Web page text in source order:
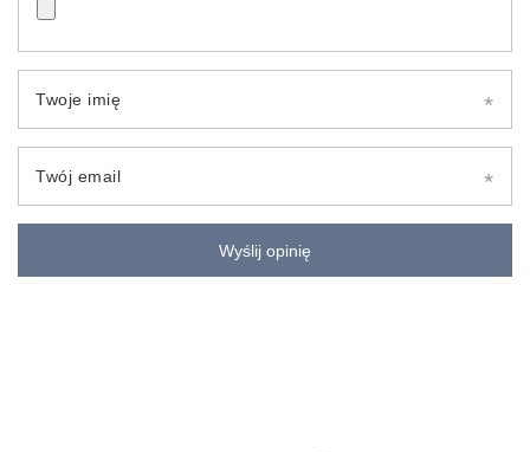
Twoje imię
Twój email
Wyślij opinię